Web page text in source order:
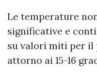
Le temperature
significative e
su valori miti per il
attorno ai 15-16